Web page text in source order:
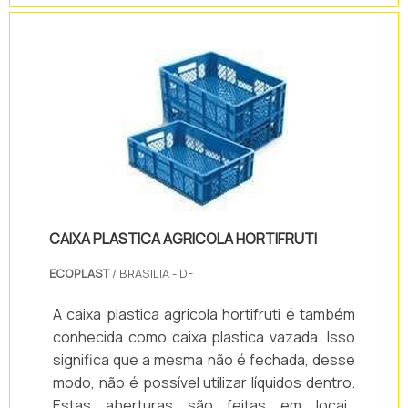
algumas características do produto: -
mm:ss; - Dígitos de 6 polegadas (15 cm de
altura útil dos dígitos em led's de alto brilho .
CAIXA PLASTICA AGRICOLA HORTIFRUTI
ECOPLAST/ BRASILIA - DF
A caixa plastica agricola hortifruti é também
conhecida como caixa plastica vazada. Isso
significa que a mesma não é fechada, desse
modo, não é possível utilizar líquidos dentro.